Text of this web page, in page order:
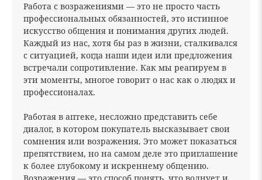
Работа с возражениями — это не просто часть
профессиональных обязанностей, это истинное
искусство общения и понимания других людей.
Каждый из нас, хотя бы раз в жизни, сталкивался
с ситуацией, когда наши идеи или предложения
встречали сопротивление. Как мы реагируем в
эти моменты, многое говорит о нас как о людях и
профессионалах.
Работая в аптеке, несложно представить себе
диалог, в котором покупатель высказывает свои
сомнения или возражения. Это может показаться
препятствием, но на самом деле это приглашение
к более глубокому и искреннему общению.